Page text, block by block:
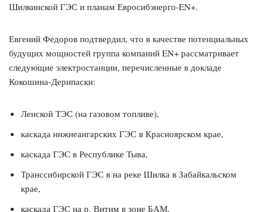
Шилкинской ГЭС и планам Евросибэнерго-EN+.
Евгений Федоров подтвердил, что в качестве потенциальных
будущих мощностей группа компаний EN+ рассматривает
следующие электростанции, перечисленные в докладе
Кокошина-Дерипаски:
Ленской ТЭС (на газовом топливе),
каскада нижнеангарских ГЭС в Красноярском крае,
каскада ГЭС в Республике Тыва,
Транссибирской ГЭС в на реке Шилка в Забайкальском
крае,
каскада ГЭС на р. Витим в зоне БАМ,